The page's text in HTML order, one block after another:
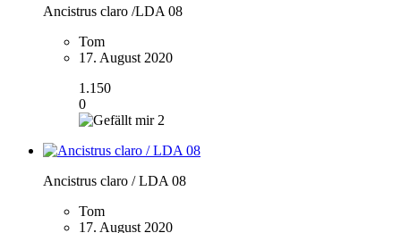
Ancistrus claro /LDA 08
Tom
17. August 2020
1.150
0
2
Ancistrus claro / LDA 08
Tom
17. August 2020